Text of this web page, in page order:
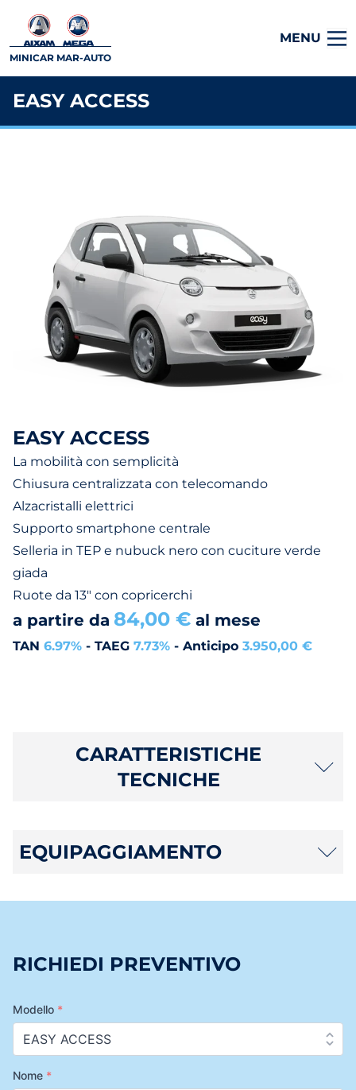
MINICAR MAR-AUTO
MENU
EASY ACCESS
EASY ACCESS
La mobilità con semplicità
Chiusura centralizzata con telecomando
Alzacristalli elettrici
Supporto smartphone centrale
Selleria in TEP e nubuck nero con cuciture verde
giada
Ruote da 13" con copricerchi
a partire da 84,00 € al mese
TAN 6.97% - TAEG 7.73% - Anticipo 3.950,00 €
CARATTERISTICHE
TECNICHE
EQUIPAGGIAMENTO
RICHIEDI PREVENTIVO
Modello *
Nome *